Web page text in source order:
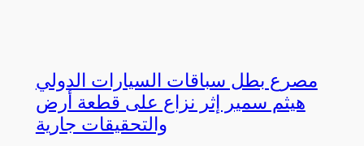
مصرع بطل سباقات السيارات الدولي
هيثم سمير إثر نزاع على قطعة أرض
والتحقيقات جارية